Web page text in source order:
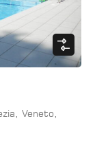
Veneto,